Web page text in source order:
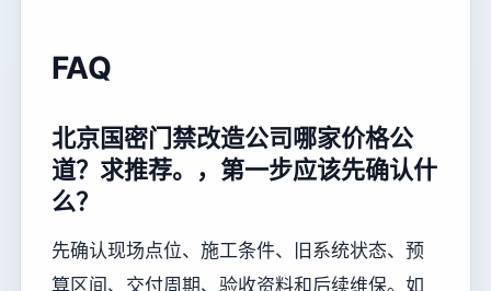
FAQ
北京国密门禁改造公司哪家价格公
道？求推荐。，第一步应该先确认什
么？
先确认现场点位、施工条件、旧系统状态、预
算区间、交付周期、验收资料和后续维保。如